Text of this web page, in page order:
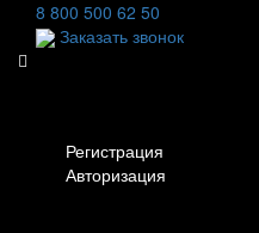
8 800 500 62 50
Заказать звонок
Регистрация
Авторизация